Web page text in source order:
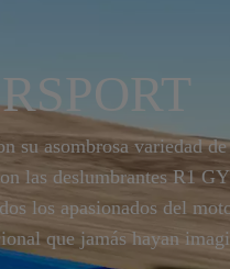
su asombrosa variedad
las deslumbrantes R1
los apasionados del
que jamás hayan